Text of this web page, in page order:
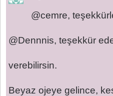
@cemre,
@Dennnis, teşekkür
verebilirsin.
Beyaz ojeye gelince,